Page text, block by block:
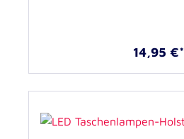
14,95 €*